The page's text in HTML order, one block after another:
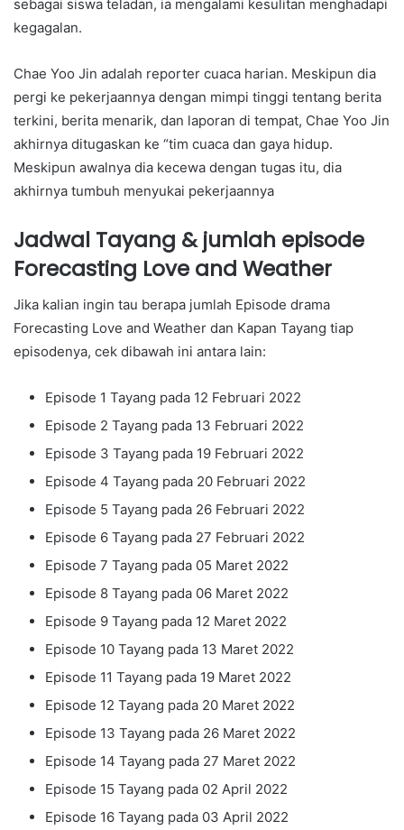
sebagai siswa teladan, ia mengalami kesulitan menghadapi
kegagalan.
Chae Yoo Jin adalah reporter cuaca harian. Meskipun dia
pergi ke pekerjaannya dengan mimpi tinggi tentang berita
terkini, berita menarik, dan laporan di tempat, Chae Yoo Jin
akhirnya ditugaskan ke “tim cuaca dan gaya hidup.
Meskipun awalnya dia kecewa dengan tugas itu, dia
akhirnya tumbuh menyukai pekerjaannya
Jadwal Tayang & jumlah episode
Forecasting Love and Weather
Jika kalian ingin tau berapa jumlah Episode drama
Forecasting Love and Weather dan Kapan Tayang tiap
episodenya, cek dibawah ini antara lain:
Episode 1 Tayang pada 12 Februari 2022
Episode 2 Tayang pada 13 Februari 2022
Episode 3 Tayang pada 19 Februari 2022
Episode 4 Tayang pada 20 Februari 2022
Episode 5 Tayang pada 26 Februari 2022
Episode 6 Tayang pada 27 Februari 2022
Episode 7 Tayang pada 05 Maret 2022
Episode 8 Tayang pada 06 Maret 2022
Episode 9 Tayang pada 12 Maret 2022
Episode 10 Tayang pada 13 Maret 2022
Episode 11 Tayang pada 19 Maret 2022
Episode 12 Tayang pada 20 Maret 2022
Episode 13 Tayang pada 26 Maret 2022
Episode 14 Tayang pada 27 Maret 2022
Episode 15 Tayang pada 02 April 2022
Episode 16 Tayang pada 03 April 2022